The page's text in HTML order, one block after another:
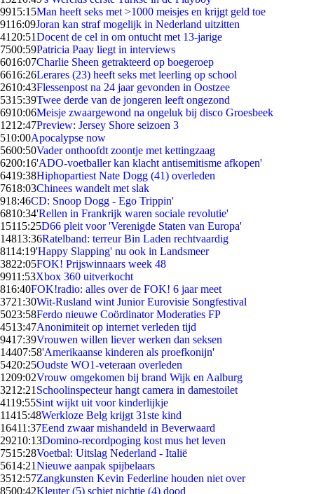
9915:15Man heeft seks met >1000 meisjes en krijgt geld toe
9116:09Joran kan straf mogelijk in Nederland uitzitten
41 20:51Docent de cel in om ontucht met 13-jarige
7500:59Patricia Paay liegt in interviews
6016:07Charlie Sheen getrakteerd op boegeroep
6616:26Lerares (23) heeft seks met leerling op school
2610:43Flessenpost na 24 jaar gevonden in Oostzee
5315:39Twee derde van de jongeren leeft ongezond
6910:06Meisje zwaargewond na ongeluk bij disco Groesbeek
1212:47Preview: Jersey Shore seizoen 3
510:00Apocalypse now
5600:50Vader onthoofdt zoontje met kettingzaag
6200:16'ADO-voetballer kan klacht antisemitisme afkopen'
6419:38Hiphopartiest Nate Dogg (41) overleden
7618:03Chinees wandelt met slak
918:46CD: Snoop Dogg - Ego Trippin'
6810:34'Rellen in Frankrijk waren sociale revolutie'
15115:25D66 pleit voor 'Verenigde Staten van Europa'
14813:36Ratelband: terreur Bin Laden rechtvaardig
8114:19'Happy Slapping' nu ook in Landsmeer
3822:05FOK! Prijswinnaars week 48
9911:53Xbox 360 uitverkocht
816:40FOK!radio: alles over de FOK! 6 jaar meet
3721:30Wit-Rusland wint Junior Eurovisie Songfestival
5023:58Ferdo nieuwe Coördinator Moderaties FP
4513:47Anonimiteit op internet verleden tijd
9417:39Vrouwen willen liever werken dan seksen
14407:58'Amerikaanse kinderen als proefkonijn'
5420:25Oudste WO1-veteraan overleden
1209:02Vrouw omgekomen bij brand Wijk en Aalburg
3212:21 Schoolinspecteur hangt camera in damestoilet
4119:55Sint wijkt uit voor kinderlijkje
11415:48Werkloze Belg krijgt 31ste kind
16411:37Eend zwaar mishandeld in Beverwaard
29210:13Domino-recordpoging kost mus het leven
7515:28Voetbal: Uitslag Nederland - Italië
5614:21Nieuwe aanpak spijbelaars
3512:57Zangkunsten Kevin Federline houden niet over
8500:42Kleuter (5) schiet nichtje (4) dood